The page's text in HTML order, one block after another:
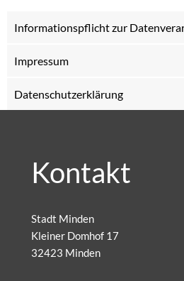
Informationspflicht zur
Impressum
Datenschutzerklärung
Kontakt
Stadt Minden
Kleiner Domhof 17
32423 Minden